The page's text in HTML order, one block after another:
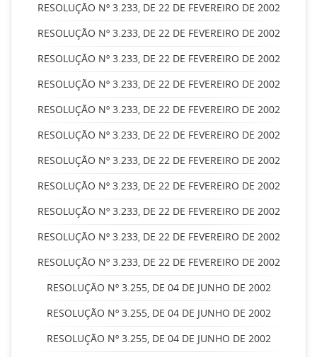
RESOLUÇÃO Nº 3.233, DE 22 DE FEVEREIRO DE 2002
RESOLUÇÃO Nº 3.233, DE 22 DE FEVEREIRO DE 2002
RESOLUÇÃO Nº 3.233, DE 22 DE FEVEREIRO DE 2002
RESOLUÇÃO Nº 3.233, DE 22 DE FEVEREIRO DE 2002
RESOLUÇÃO Nº 3.233, DE 22 DE FEVEREIRO DE 2002
RESOLUÇÃO Nº 3.233, DE 22 DE FEVEREIRO DE 2002
RESOLUÇÃO Nº 3.233, DE 22 DE FEVEREIRO DE 2002
RESOLUÇÃO Nº 3.233, DE 22 DE FEVEREIRO DE 2002
RESOLUÇÃO Nº 3.233, DE 22 DE FEVEREIRO DE 2002
RESOLUÇÃO Nº 3.233, DE 22 DE FEVEREIRO DE 2002
RESOLUÇÃO Nº 3.233, DE 22 DE FEVEREIRO DE 2002
RESOLUÇÃO Nº 3.255, DE 04 DE JUNHO DE 2002
RESOLUÇÃO Nº 3.255, DE 04 DE JUNHO DE 2002
RESOLUÇÃO Nº 3.255, DE 04 DE JUNHO DE 2002